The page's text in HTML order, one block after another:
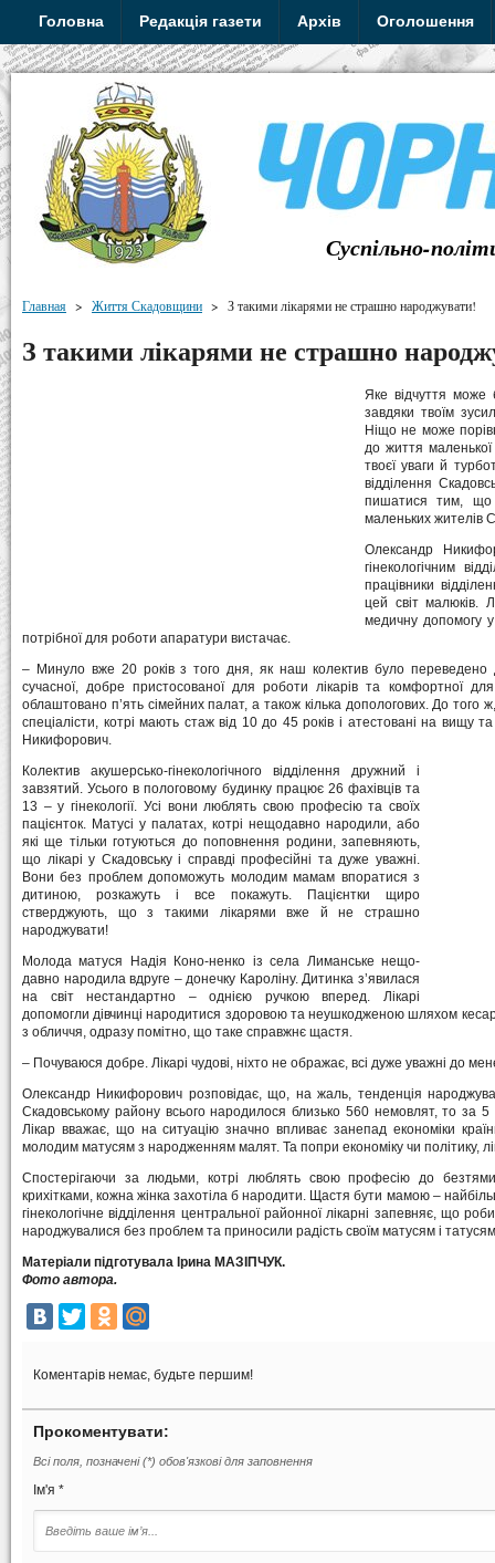
Головна Редакція газети Архів Оголошення
Суспільно-
Главная > Життя Скадовщини > З такими лікарями не страшно народжувати!
З такими лікарями не страшно
Яке відчуття може
завдяки твоїм
Ніщо не може
до життя
твоєї уваги й
відділення
пишатися тим, що
маленьких жителів
Олександр
гінекологічним
працівники
цей світ малюків.
медичну допомогу
потрібної для роботи апаратури вистачає.
– Минуло вже 20 років з того дня, як наш колектив було переведено
сучасної, добре пристосованої для роботи лікарів та комфортної
облаштовано п’ять сімейних палат, а також кілька допологових. До того
спеціалісти, котрі мають стаж від 10 до 45 років і атестовані на вищу
Никифорович.
Колектив акушерсько-гінекологічного відділення дружний і
завзятий. Усього в пологовому будинку працює 26 фахівців та
13 – у гінекології. Усі вони люблять свою професію та своїх
пацієнток. Матусі у палатах, котрі нещодавно народили, або
які ще тільки готуються до поповнення родини, запевняють,
що лікарі у Скадовську і справді професійні та дуже уважні.
Вони без проблем допоможуть молодим мамам впоратися з
дитиною, розкажуть і все покажуть. Пацієнтки щиро
стверджують, що з такими лікарями вже й не страшно
народжувати!
Молода матуся Надія Коно-ненко із села Лиманське нещо-
давно народила вдруге – донечку Кароліну. Дитинка з’явилася
на світ нестандартно – однією ручкою вперед. Лікарі
допомогли дівчинці народитися здоровою та неушкодженою шляхом
з обличчя, одразу помітно, що таке справжнє щастя.
– Почуваюся добре. Лікарі чудові, ніхто не ображає, всі дуже уважні до
Олександр Никифорович розповідає, що, на жаль, тенденція
Скадовському району всього народилося близько 560 немовлят, то за 5
Лікар вважає, що на ситуацію значно впливає занепад економіки
молодим матусям з народженням малят. Та попри економіку чи політику,
Спостерігаючи за людьми, котрі люблять свою професію до
крихітками, кожна жінка захотіла б народити. Щастя бути мамою –
гінекологічне відділення центральної районної лікарні запевняє, що
народжувалися без проблем та приносили радість своїм матусям і
Матеріали підготувала Ірина МАЗІПЧУК.
Фото автора.
Коментарів немає, будьте першим!
Прокоментувати:
Всі поля, позначені (*) обов'язкові для заповнення
Ім'я *